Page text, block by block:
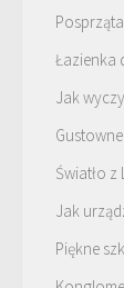
Łazienka
Jak
Światło z
Jak
Piękne